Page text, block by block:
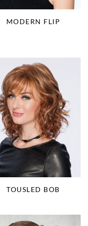
MODERN FLIP
TOUSLED BOB